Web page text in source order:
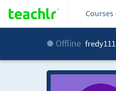
Courses
Offline fredy111